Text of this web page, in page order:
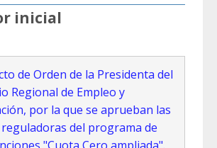
inicial
de Orden de la Presidenta del
Regional de Empleo y
por la que se aprueban las
reguladoras del programa de